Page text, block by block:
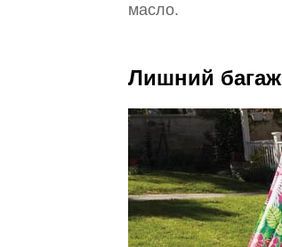
масло.
Лишний багаж